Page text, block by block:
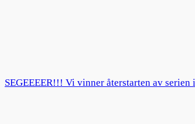
SEGEEEER!!! Vi vinner återstarten av serien